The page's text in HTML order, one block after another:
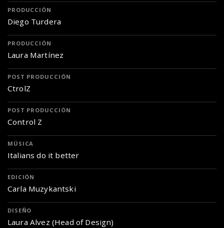
PRODUCCIÓN
Diego Turdera
PRODUCCIÓN
Laura Martínez
POST PRODUCCIÓN
CtrolZ
POST PRODUCCIÓN
Control Z
MÚSICA
Italians do it better
EDICIÓN
Carla Muzykantski
DISEÑO
Laura Alvez (Head of Design)